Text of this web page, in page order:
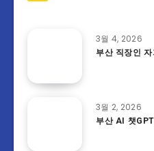
3월 4, 2026
부산 직장인
3월 2, 2026
부산 AI 챗